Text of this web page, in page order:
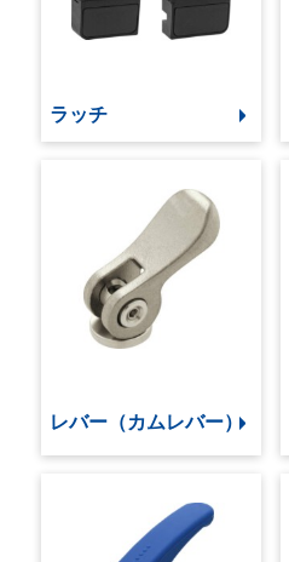
ラッチ
レバー（カムレバー）